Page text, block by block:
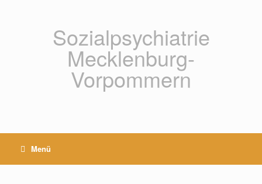
Sozialpsychiatrie
Mecklenburg-
Vorpommern
Menü